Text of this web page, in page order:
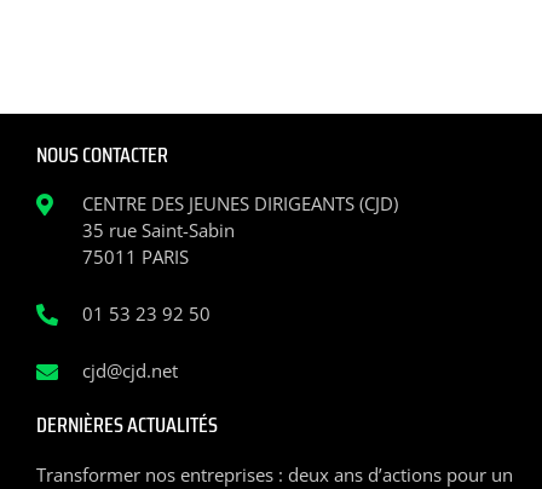
NOUS CONTACTER
CENTRE DES JEUNES DIRIGEANTS (CJD)
35 rue Saint-Sabin
75011 PARIS
01 53 23 92 50
cjd@cjd.net
DERNIÈRES ACTUALITÉS
Transformer nos entreprises : deux ans d’actions pour un